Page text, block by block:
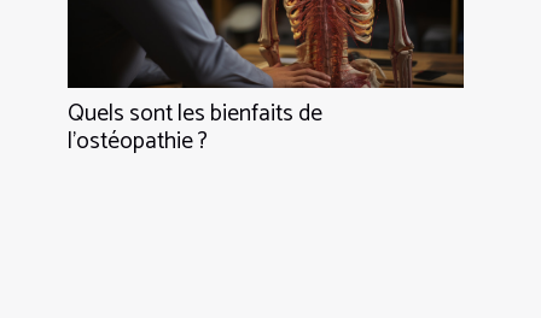
Quels sont les bienfaits de
l’ostéopathie ?